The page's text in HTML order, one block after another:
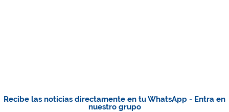
Recibe las noticias directamente en tu WhatsApp - Entra en
nuestro grupo